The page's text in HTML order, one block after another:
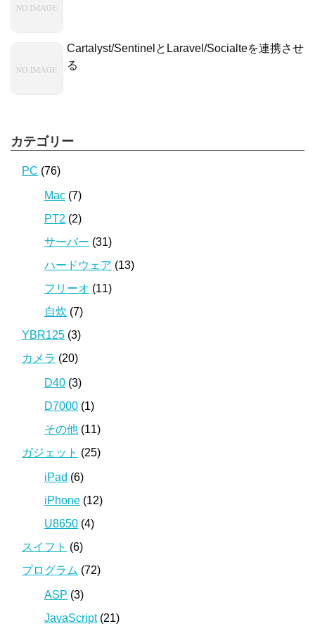
Cartalyst/SentinelとLaravel/Socialteを連携させ
る
カテゴリー
PC (76)
Mac (7)
PT2 (2)
サーバー (31)
ハードウェア (13)
フリーオ (11)
自炊 (7)
YBR125 (3)
カメラ (20)
D40 (3)
D7000 (1)
その他 (11)
ガジェット (25)
iPad (6)
iPhone (12)
U8650 (4)
スイフト (6)
プログラム (72)
ASP (3)
JavaScript(21)